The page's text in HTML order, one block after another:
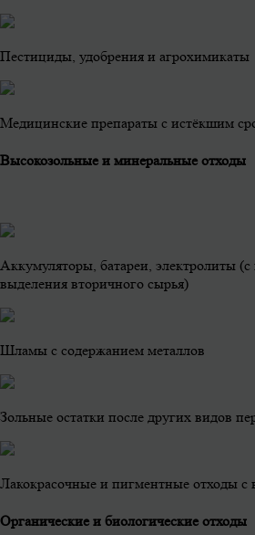
Пестициды, удобрения и агрохимикаты
Медицинские препараты с истёкшим
Высокозольные и минеральные отходы
Аккумуляторы, батареи, электролиты
выделения вторичного сырья)
Шламы с содержанием металлов
Зольные остатки после других видов
Лакокрасочные и пигментные отходы с
Органические и биологические отходы